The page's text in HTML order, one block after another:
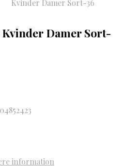
Kvinder Damer Sort-36
Damer Sort-
information